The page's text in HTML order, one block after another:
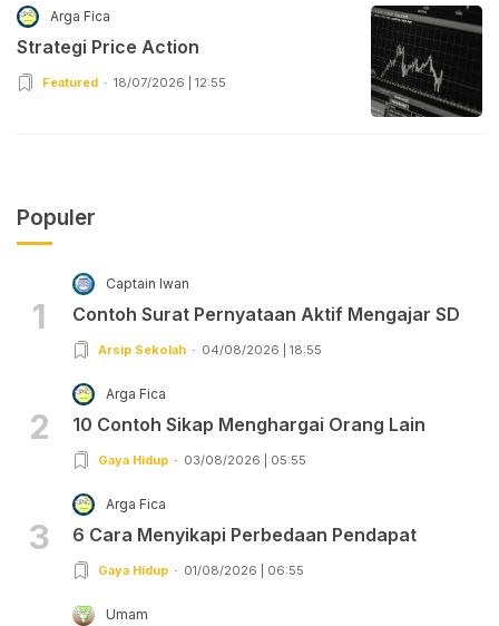
Arga Fica
Strategi Price Action
Featured 18/07/2026 | 12:55
Populer
1
Captain Iwan
Contoh Surat Pernyataan Aktif Mengajar SD
Arsip Sekolah 04/08/2026 | 18:55
2
Arga Fica
10 Contoh Sikap Menghargai Orang Lain
Gaya Hidup 03/08/2026 | 05:55
3
Arga Fica
6 Cara Menyikapi Perbedaan Pendapat
Gaya Hidup 01/08/2026 | 06:55
Umam